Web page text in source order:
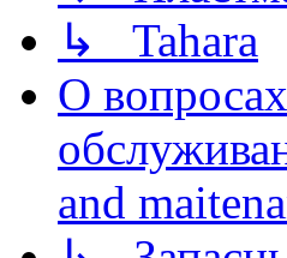
↳ Tahara
О
and